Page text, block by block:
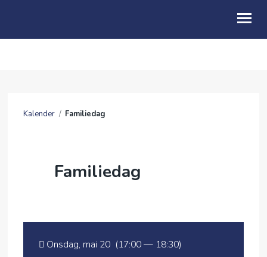
KALENDER
ENGLISH
Kalender / Familiedag
Familiedag
Onsdag, mai 20 (17:00 — 18:30)